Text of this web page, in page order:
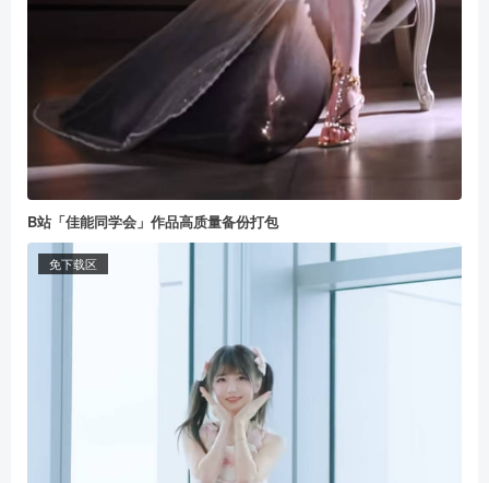
B站「佳能同学会」作品高质量备份打包
免下载区